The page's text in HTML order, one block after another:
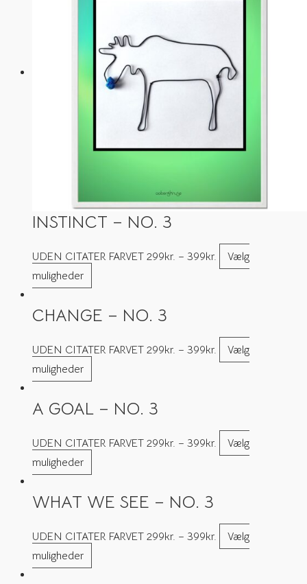
INSTINCT – NO. 3
UDEN CITATER FARVET 299kr. – 399kr.
Vælg
muligheder
CHANGE – NO. 3
UDEN CITATER FARVET 299kr. – 399kr.
Vælg
muligheder
A GOAL – NO. 3
UDEN CITATER FARVET 299kr. – 399kr.
Vælg
muligheder
WHAT WE SEE – NO. 3
UDEN CITATER FARVET 299kr. – 399kr.
Vælg
muligheder